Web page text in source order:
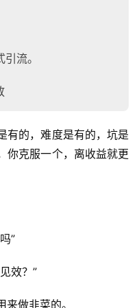
流。
有的，难度是有的，坑是
你克服一个，离收益就更
”
效？”
做韭菜的。